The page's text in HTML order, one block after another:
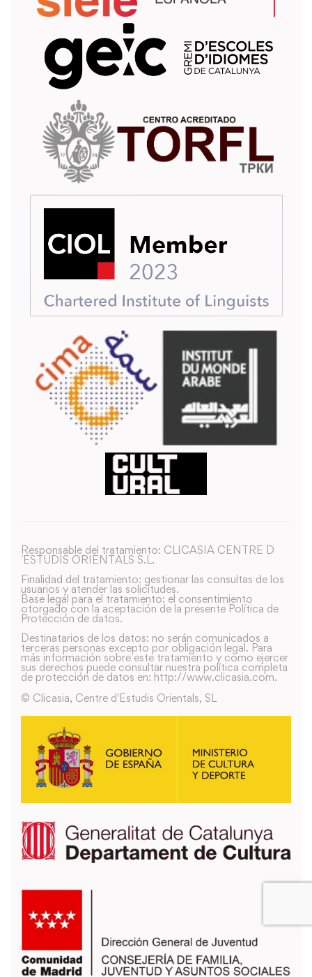
Responsable del tratamiento: CLICASIA CENTRE D
´ESTUDIS ORIENTALS S.L.
Finalidad del tratamiento: gestionar las consultas de los
usuarios y atender las solicitudes.
Base legal para el tratamiento: el consentimiento
otorgado con la aceptación de la presente Política de
Protección de datos.
Destinatarios de los datos: no serán comunicados a
terceras personas excepto por obligación legal. Para
más información sobre este tratamiento y como ejercer
sus derechos puede consultar nuestra política completa
de protección de datos en: http://www.clicasia.com.
© Clicasia, Centre d'Estudis Orientals, SL